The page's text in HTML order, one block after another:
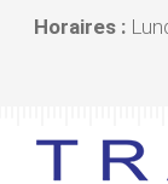
Horaires :